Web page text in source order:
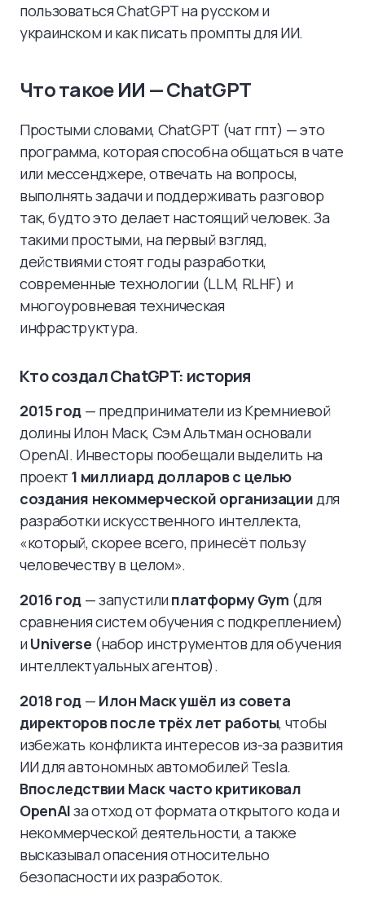
пользоваться ChatGPT на русском и
украинском и как писать промпты для ИИ.
Что такое ИИ — ChatGPT
Простыми словами, ChatGPT (чат гпт) — это
программа, которая способна общаться в чате
или мессенджере, отвечать на вопросы,
выполнять задачи и поддерживать разговор
так, будто это делает настоящий человек. За
такими простыми, на первый взгляд,
действиями стоят годы разработки,
современные технологии (LLM, RLHF) и
многоуровневая техническая
инфраструктура.
Кто создал ChatGPT: история
2015 год — предприниматели из Кремниевой
долины Илон Маск, Сэм Альтман основали
OpenAI. Инвесторы пообещали выделить на
проект 1 миллиард долларов с целью
создания некоммерческой организациидля
разработки искусственного интеллекта,
«который, скорее всего, принесёт пользу
человечеству в целом».
2016 год — запустилиплатформу Gym (для
сравнения систем обучения с подкреплением)
иUniverse (набор инструментов для обучения
интеллектуальных агентов).
2018 год — Илон Маск ушёл из совета
директоров после трёх лет работы, чтобы
избежать конфликта интересов из-за развития
ИИ для автономных автомобилей Tesla.
Впоследствии Маск часто критиковал
OpenAIза отход от формата открытого кода и
некоммерческой деятельности, а также
высказывал опасения относительно
безопасности их разработок.